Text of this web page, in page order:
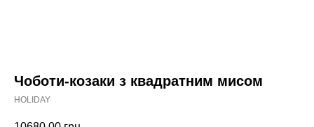
Чоботи-козаки з квадратним мисом
HOLIDAY